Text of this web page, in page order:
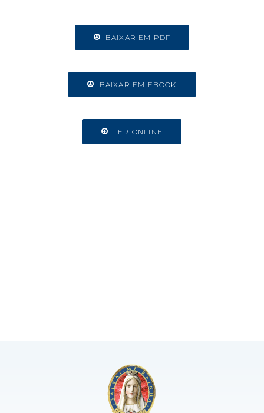
BAIXAR EM PDF
BAIXAR EM EBOOK
LER ONLINE